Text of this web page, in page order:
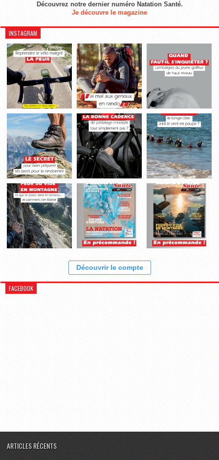
Découvrez notre dernier numéro Natation Santé.
Je découvre le magazine
INSTAGRAM
Découvrir le compte
FACEBOOK
ARTICLES RÉCENTS